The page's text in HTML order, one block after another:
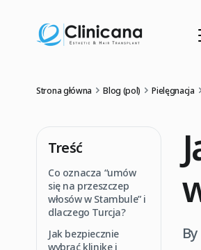
Strona główna Blog (pol) Pielęgnacja
Treść
Co oznacza “umów
się na przeszczep
włosów w Stambule” i
dlaczego Turcja?
Jak bezpiecznie
wybrać klinikę i